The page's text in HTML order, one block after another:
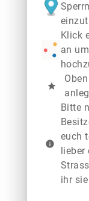
Klick
an
star
info
Bitte
euch
lieber
ihr